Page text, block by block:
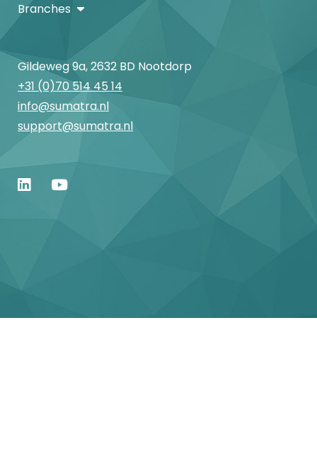
Branches
Gildeweg 9a, 2632 BD Nootdorp
+31 (0)70 514 45 14
info@sumatra.nl
support@sumatra.nl